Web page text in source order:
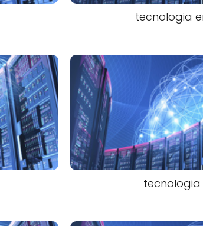
tecnologia